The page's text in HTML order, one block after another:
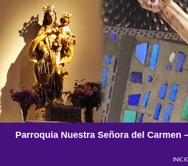
contenido
Parroquia Nuestra Señora del Carmen